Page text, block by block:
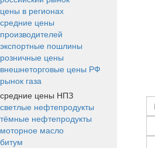
цены в регионах
средние цены
производителей
экспортные пошлины
розничные цены
внешнеторговые цены РФ
рынок газа
средние цены НПЗ
светлые нефтепродукты
тёмные нефтепродукты
моторное масло
битум